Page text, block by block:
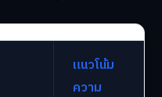
แนวโน้ม
ความ